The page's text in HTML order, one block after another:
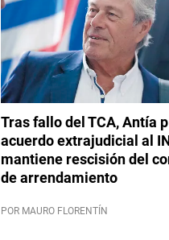
Tras fallo del TCA, Antía
acuerdo extrajudicial al
mantiene rescisión del
de arrendamiento
POR MAURO FLORENTÍN